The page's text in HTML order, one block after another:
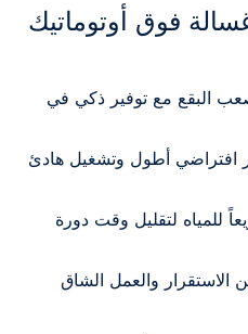
فوق أوتوماتيك
البقع مع توفير ذكي في
افتراضي أطول وتشغيل هادئ
للمياه لتقليل وقت دورة
الاستقرار والعمل الشاق